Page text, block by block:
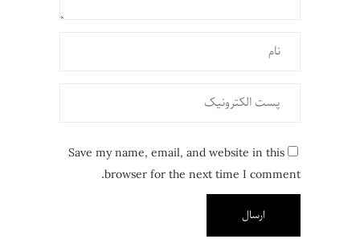
Save my name, email, and website in this
browser for the next time I comment.